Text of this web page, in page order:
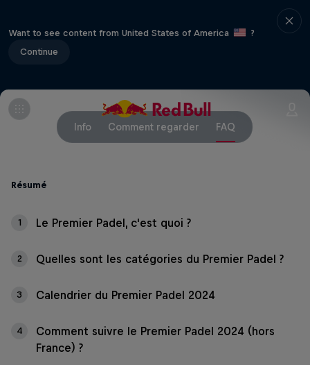
Want to see content from United States of America
?
Continue
Info Comment regarder FAQ
Résumé
1 Le Premier Padel, c'est quoi ?
2 Quelles sont les catégories du Premier Padel ?
3 Calendrier du Premier Padel 2024
4
Comment suivre le Premier Padel 2024 (hors
France) ?